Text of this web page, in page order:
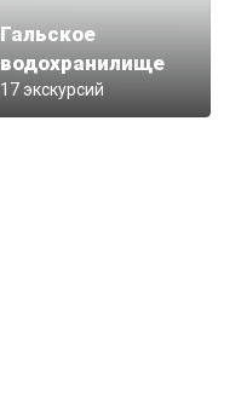
Гальское
водохранилище
17 экскурсий